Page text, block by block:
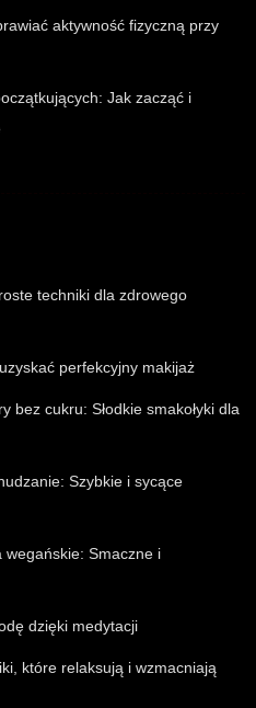
aktywność fizyczną przy
Jak zacząć i
techniki dla zdrowego
perfekcyjny makijaż
bez cukru: Słodkie smakołyki dla
Szybkie i sycące
Smaczne i
dzięki medytacji
które relaksują i wzmacniają